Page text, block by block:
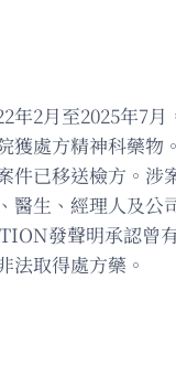
年2月至2025年7月
獲處方精神科藥物。
件已移送檢方。涉
醫生、經理人及公
發聲明承認曾
法取得處方藥。